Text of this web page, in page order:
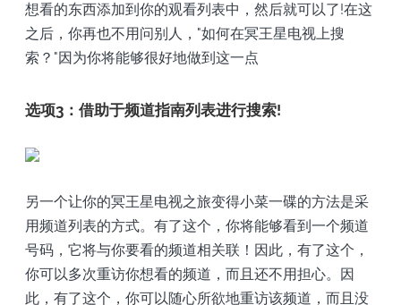
想看的东西添加到你的观看列表中，然后就可以了!在这
之后，你再也不用问别人，"如何在冥王星电视上搜
索？"因为你将能够很好地做到这一点
选项3：借助于频道指南列表进行搜索!
另一个让你的冥王星电视之旅变得小菜一碟的方法是采
用频道列表的方式。有了这个，你将能够看到一个频道
号码，它将与你要看的频道相关联！因此，有了这个，
你可以多次重访你想看的频道，而且还不用担心。因
此，有了这个，你可以随心所欲地重访该频道，而且没